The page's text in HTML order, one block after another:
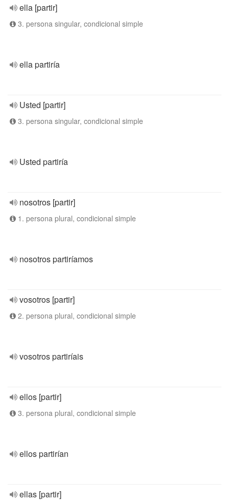
ella [partir]
3. persona singular, condicional simple
ella partiría
Usted [partir]
3. persona singular, condicional simple
Usted partiría
nosotros [partir]
1. persona plural, condicional simple
nosotros partiríamos
vosotros [partir]
2. persona plural, condicional simple
vosotros partiríais
ellos [partir]
3. persona plural, condicional simple
ellos partirían
ellas [partir]